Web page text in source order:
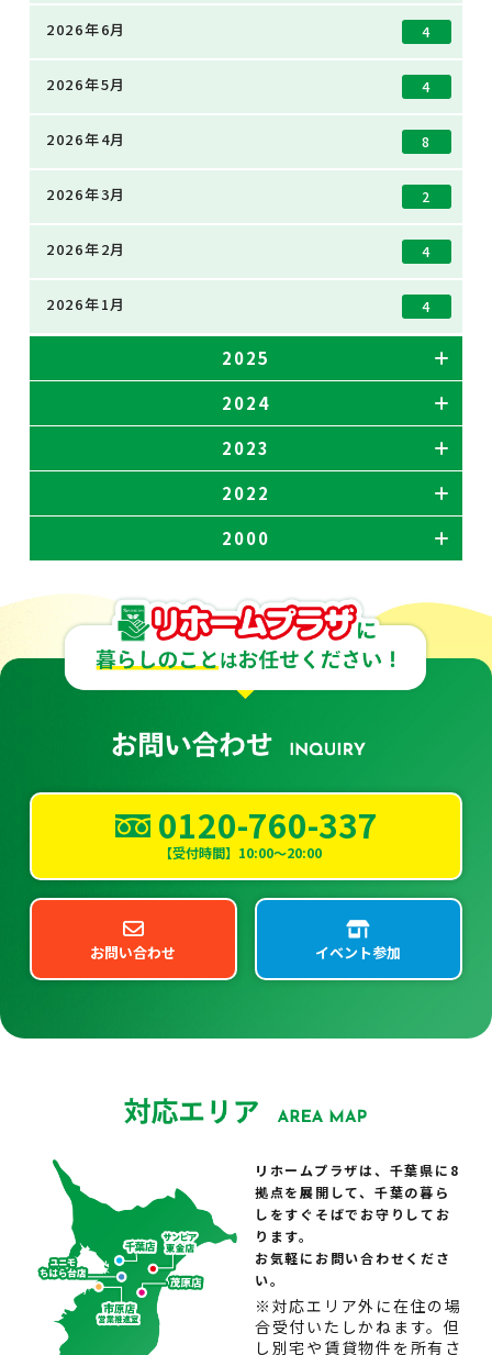
2026年6月 4
2026年5月 4
2026年4月 8
2026年3月 2
2026年2月 4
2026年1月 4
2025
2024
2023
2022
2000
0120-760-337
【受付時間】10:00～20:00
お問い合わせ イベント参加
リホームプラザは、千葉県に8
拠点を展開して、千葉の暮ら
しをすぐそばでお守りしてお
ります。
お気軽にお問い合わせくださ
い。
※対応エリア外に在住の場
合受付いたしかねます。但
し別宅や賃貸物件を所有さ